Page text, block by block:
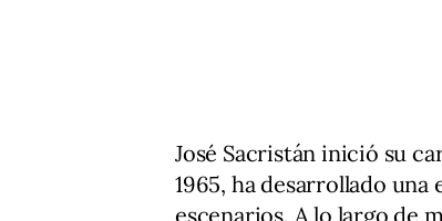
José Sacristán inició su
1965, ha desarrollado
escenarios. A lo largo de